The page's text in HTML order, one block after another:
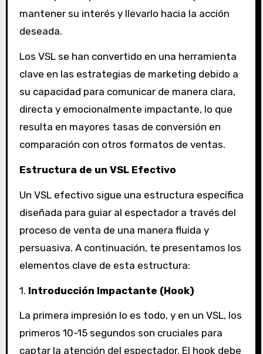
mantener su interés y llevarlo hacia la acción
deseada.
Los VSL se han convertido en una herramienta
clave en las estrategias de marketing debido a
su capacidad para comunicar de manera clara,
directa y emocionalmente impactante, lo que
resulta en mayores tasas de conversión en
comparación con otros formatos de ventas.
Estructura de un VSL Efectivo
Un VSL efectivo sigue una estructura específica
diseñada para guiar al espectador a través del
proceso de venta de una manera fluida y
persuasiva. A continuación, te presentamos los
elementos clave de esta estructura:
1. Introducción Impactante (Hook)
La primera impresión lo es todo, y en un VSL, los
primeros 10-15 segundos son cruciales para
captar la atención del espectador. El hook debe